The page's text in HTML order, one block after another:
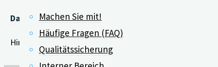
Machen Sie mit!
Häufige Fragen (FAQ)
Qualitätssicherung
Datenschutz:
Hinweise zum